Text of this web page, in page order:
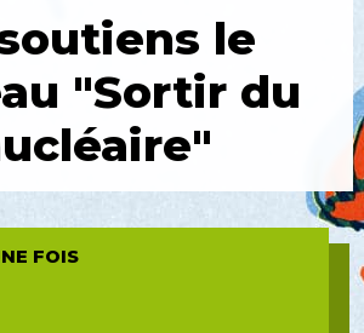
le
"Sortir du
FOIS